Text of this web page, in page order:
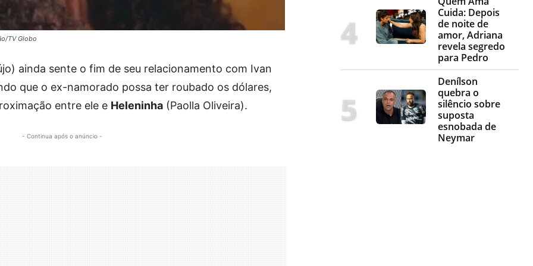
TV Globo
ainda sente o fim de seu relacionamento com Ivan
que o ex-namorado possa ter roubado os dólares,
entre ele e Heleninha (Paolla Oliveira).
- Continua após o anúncio -
Cuida: Depois
de noite de
amor, Adriana
revela segredo
para Pedro
Denílson
quebra o
silêncio sobre
suposta
esnobada de
Neymar